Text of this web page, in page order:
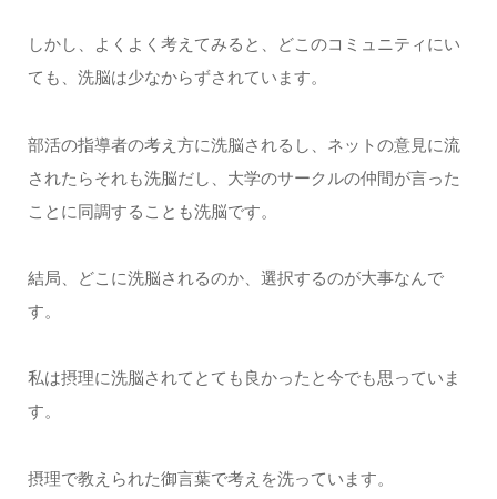
しかし、よくよく考えてみると、どこのコミュニティにい
ても、洗脳は少なからずされています。
部活の指導者の考え方に洗脳されるし、ネットの意見に流
されたらそれも洗脳だし、大学のサークルの仲間が言った
ことに同調することも洗脳です。
結局、どこに洗脳されるのか、選択するのが大事なんで
す。
私は摂理に洗脳されてとても良かったと今でも思っていま
す。
摂理で教えられた御言葉で考えを洗っています。